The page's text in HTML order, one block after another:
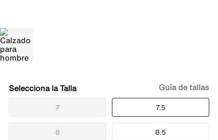
Talla
7 7.5
8 8.5
Guía de tallas